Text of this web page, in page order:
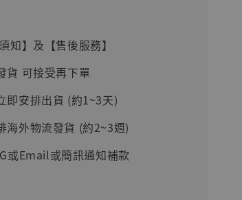
知】及【售後服務】
貨 可接受再下單
即安排出貨 (約1~3天)
外物流發貨 (約2~3週)
或Email或簡訊通知補款